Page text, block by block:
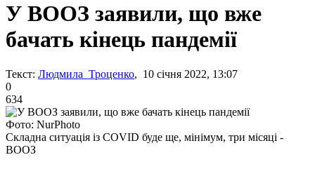
У ВООЗ заявили, що вже
бачать кінець пандемії
Текст: Людмила Троценко, 10 січня 2022, 13:07
0
634
Фото: NurPhoto
Складна ситуація із COVID буде ще, мінімум, три місяці -
ВООЗ